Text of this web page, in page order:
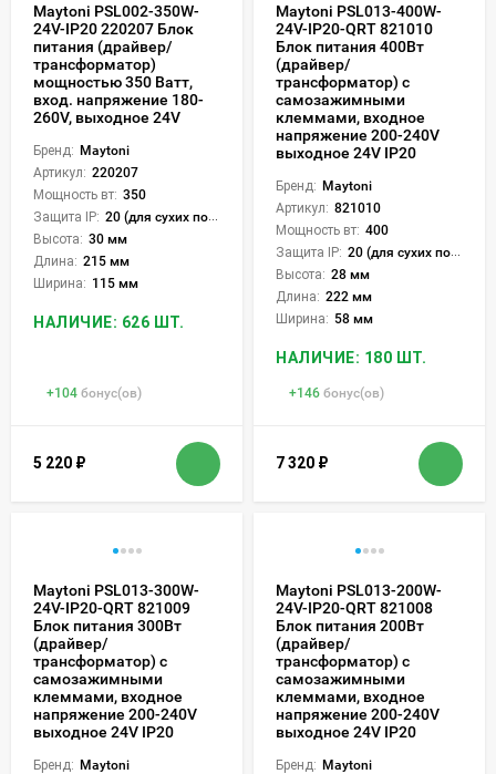
Maytoni PSL002-350W-
24V-IP20 220207 Блок
питания (драйвер/
трансформатор)
мощностью 350 Ватт,
вход. напряжение 180-
260V, выходное 24V
Бренд: Maytoni
Артикул: 220207
Мощность вт: 350
Защита IP: 20 (для сухих пом.)
Высота: 30 мм
Длина: 215 мм
Ширина: 115 мм
НАЛИЧИЕ: 626 ШТ.
+104 бонус(ов)
5 220 ₽
Maytoni PSL013-400W-
24V-IP20-QRT 821010
Блок питания 400Вт
(драйвер/
трансформатор) с
самозажимными
клеммами, входное
напряжение 200-240V
выходное 24V IP20
Бренд: Maytoni
Артикул: 821010
Мощность вт: 400
Защита IP: 20 (для сухих пом.)
Высота: 28 мм
Длина: 222 мм
Ширина: 58 мм
НАЛИЧИЕ: 180 ШТ.
+146 бонус(ов)
7 320 ₽
Maytoni PSL013-300W-
24V-IP20-QRT 821009
Блок питания 300Вт
(драйвер/
трансформатор) с
самозажимными
клеммами, входное
напряжение 200-240V
выходное 24V IP20
Бренд: Maytoni
Maytoni PSL013-200W-
24V-IP20-QRT 821008
Блок питания 200Вт
(драйвер/
трансформатор) с
самозажимными
клеммами, входное
напряжение 200-240V
выходное 24V IP20
Бренд: Maytoni